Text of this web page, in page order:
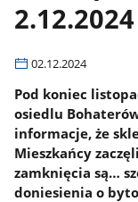
02.12.2024
Pod koniec
osiedlu
informacje, że
Mieszkańcy
zamknięcia są…
doniesienia o